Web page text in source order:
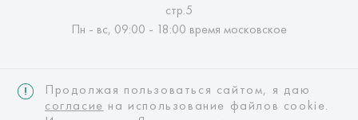
стр.5
Пн - вс, 09:00 - 18:00 время московское
Продолжая пользоваться сайтом, я даю
согласие на использование файлов cookie.